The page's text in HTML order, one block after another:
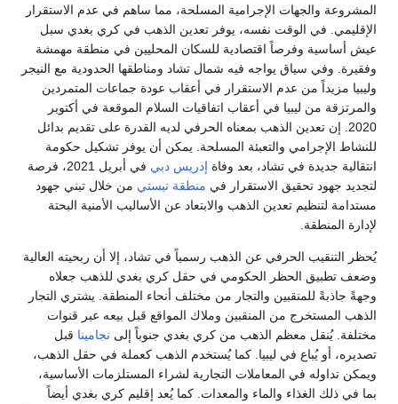
المشروعة والجهات الإجرامية المسلحة، مما ساهم في عدم الاستقرار
الإقليمي. في الوقت نفسه، يوفر تعدين الذهب في كري بغدي سبل
عيش أساسية وفرصاً اقتصادية للسكان المحليين في منطقة مهمشة
وفقيرة. وفي سياق يواجه فيه شمال تشاد ومناطقها الحدودية مع النيجر
وليبيا مزيداً من عدم الاستقرار في أعقاب عودة جماعات المتمردين
والمرتزقة من ليبيا في أعقاب اتفاقيات السلام الموقعة في أكتوبر
2020. إن تعدين الذهب بمعناه الحرفي لديه القدرة على تقديم بدائل
للنشاط الإجرامي والتعبئة المسلحة. يمكن أن يوفر تشكيل حكومة
انتقالية جديدة في تشاد، بعد وفاة إدريس دبي
في أبريل 2021، فرصة
لتجديد جهود تحقيق الاستقرار في منطقة تبستي من خلال تبني جهود
مستدامة لتنظيم تعدين الذهب والابتعاد عن الأساليب الأمنية البحتة
لإدارة المنطقة.
يُحظر التنقيب الحرفي عن الذهب رسمياً في تشاد، إلا أن ربحيته العالية
وضعف تطبيق الحظر الحكومي في حقل كري بغدي للذهب جعلاه
وجهةً جاذبةً للمنقبين والتجار من مختلف أنحاء المنطقة. يشتري التجار
الذهب المستخرج من المنقبين وملاك المواقع قبل بيعه عبر قنوات
مختلفة. يُنقل معظم الذهب من كري بغدي جنوباً إلى نجامينا قبل
تصديره، أو يُباع في ليبيا. كما يُستخدم الذهب كعملة في حقل الذهب،
ويمكن تداوله في المعاملات التجارية لشراء المستلزمات الأساسية،
بما في ذلك الغذاء والماء والمعدات. كما يُعد إقليم كري بغدي أيضاً